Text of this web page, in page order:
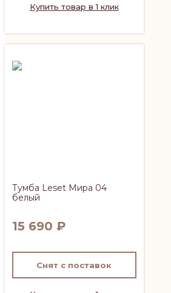
Купить товар в 1 клик
Тумба Leset Мира 04
белый
15 690 ₽
Снят с поставок